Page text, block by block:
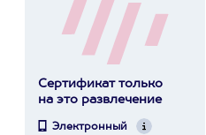
Сертификат только
на это развлечение
Электронный